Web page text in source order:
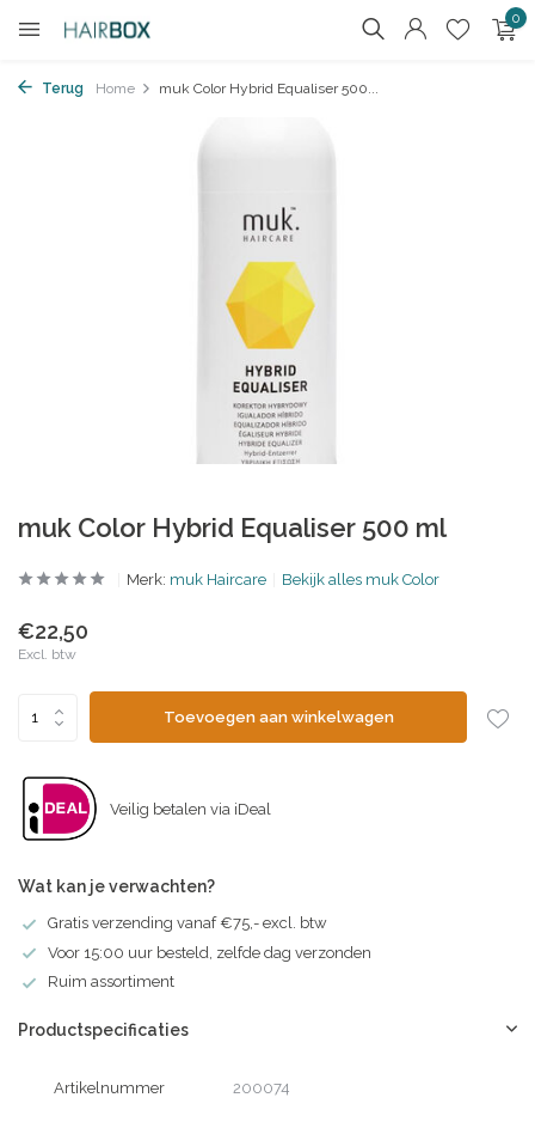
0
Terug Home muk Color Hybrid Equaliser 500...
muk Color Hybrid Equaliser 500 ml
Merk: muk Haircare Bekijk alles muk Color
€22,50
Excl. btw
Toevoegen aan winkelwagen
Veilig betalen via iDeal
Wat kan je verwachten?
Gratis verzending vanaf €75,- excl. btw
Voor 15:00 uur besteld, zelfde dag verzonden
Ruim assortiment
Productspecificaties
Artikelnummer 200074